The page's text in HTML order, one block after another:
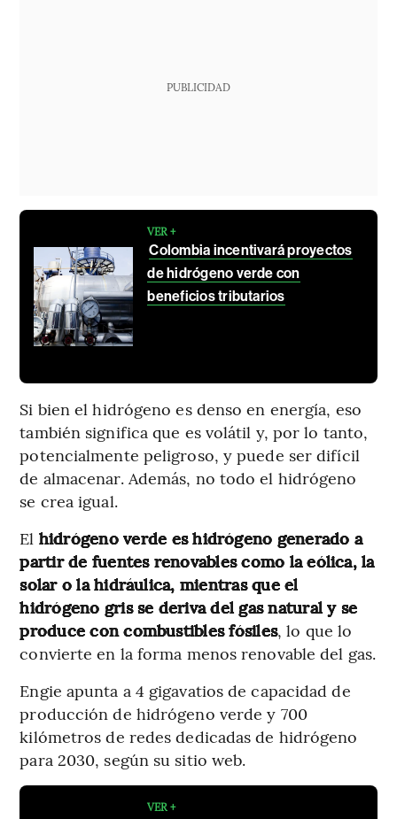
PUBLICIDAD
VER +
Colombia incentivará proyectos
de hidrógeno verde con
beneficios tributarios
Si bien el hidrógeno es denso en energía, eso
también significa que es volátil y, por lo tanto,
potencialmente peligroso, y puede ser difícil
de almacenar. Además, no todo el hidrógeno
se crea igual.
El hidrógeno verde es hidrógeno generado a
partir de fuentes renovables como la eólica, la
solar o la hidráulica, mientras que el
hidrógeno gris se deriva del gas natural y se
produce con combustibles fósiles, lo que lo
convierte en la forma menos renovable del gas.
Engie apunta a 4 gigavatios de capacidad de
producción de hidrógeno verde y 700
kilómetros de redes dedicadas de hidrógeno
para 2030, según su sitio web.
VER +